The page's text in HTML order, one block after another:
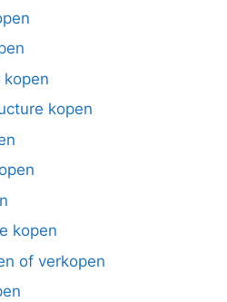
kopen
kopen
kopen
of verkopen